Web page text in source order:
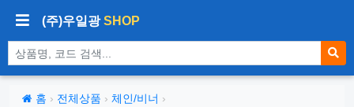
(주)우일광SHOP
상품 검색
홈 › 전체상품 › 체인/비너 ›